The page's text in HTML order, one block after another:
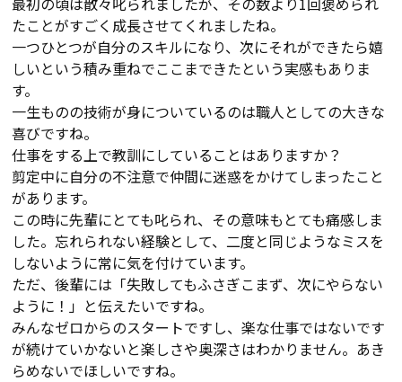
たことがすごく成長させてくれましたね。
一つひとつが自分のスキルになり、次にそれができたら嬉
しいという積み重ねでここまできたという実感もありま
す。
一生ものの技術が身についているのは職人としての大きな
喜びですね。
仕事をする上で教訓にしていることはありますか？
剪定中に自分の不注意で仲間に迷惑をかけてしまったこと
があります。
この時に先輩にとても叱られ、その意味もとても痛感しま
した。忘れられない経験として、二度と同じようなミスを
しないように常に気を付けています。
ただ、後輩には「失敗してもふさぎこまず、次にやらない
ように！」と伝えたいですね。
みんなゼロからのスタートですし、楽な仕事ではないです
が続けていかないと楽しさや奥深さはわかりません。あき
らめないでほしいですね。